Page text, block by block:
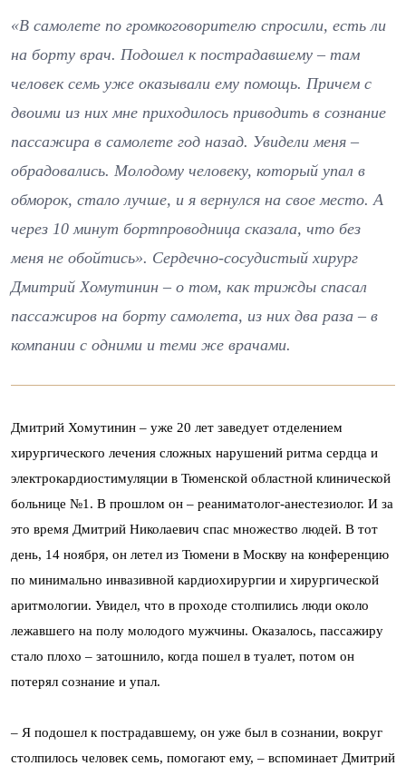
«В самолете по громкоговорителю спросили, есть ли
на борту врач. Подошел к пострадавшему – там
человек семь уже оказывали ему помощь. Причем с
двоими из них мне приходилось приводить в сознание
пассажира в самолете год назад. Увидели меня –
обрадовались. Молодому человеку, который упал в
обморок, стало лучше, и я вернулся на свое место. А
через 10 минут бортпроводница сказала, что без
меня не обойтись». Сердечно-сосудистый хирург
Дмитрий Хомутинин – о том, как трижды спасал
пассажиров на борту самолета, из них два раза – в
компании с одними и теми же врачами.
Дмитрий Хомутинин – уже 20 лет заведует отделением
хирургического лечения сложных нарушений ритма сердца и
электрокардиостимуляции в Тюменской областной клинической
больнице №1. В прошлом он – реаниматолог-анестезиолог. И за
это время Дмитрий Николаевич спас множество людей. В тот
день, 14 ноября, он летел из Тюмени в Москву на конференцию
по минимально инвазивной кардиохирургии и хирургической
аритмологии. Увидел, что в проходе столпились люди около
лежавшего на полу молодого мужчины. Оказалось, пассажиру
стало плохо – затошнило, когда пошел в туалет, потом он
потерял сознание и упал.
– Я подошел к пострадавшему, он уже был в сознании, вокруг
столпилось человек семь, помогают ему, – вспоминает Дмитрий